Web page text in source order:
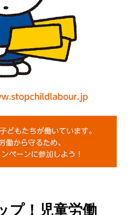
！児童労働